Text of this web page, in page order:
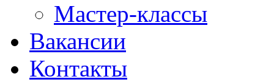
Мастер-классы
Вакансии
Контакты